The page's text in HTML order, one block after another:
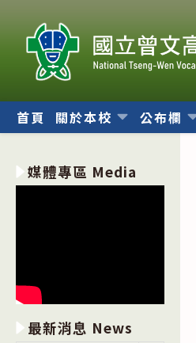
內
首頁 關於本校 公布欄
媒體專區 Media
最新消息 News